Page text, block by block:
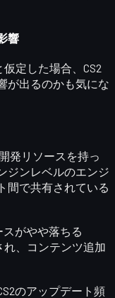
響
定した場合、CS2
が出るのかも気にな
発リソースを持っ
ジンレベルのエンジ
間で共有されている
がやや落ちる
れ、コンテンツ追加
のアップデート頻